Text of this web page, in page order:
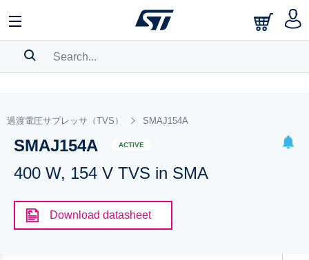
BOOKMARK
Please log into show your saved searches.
過渡電圧サプレッサ（TVS） SMAJ154A
SMAJ154A ACTIVE
400 W, 154 V TVS in SMA
Download datasheet